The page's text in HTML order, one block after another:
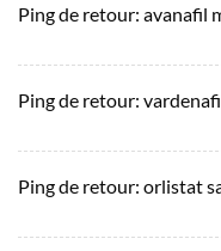
Ping de retour: avanafil
Ping de retour:
Ping de retour: orlistat